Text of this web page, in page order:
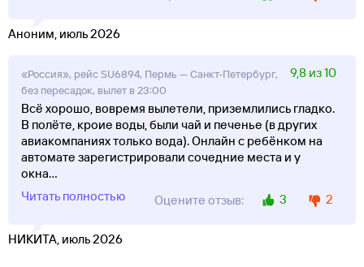
Аноним, июль 2026
«Россия», рейс SU6894, Пермь — Санкт-Петербург,
без пересадок, вылет в 23:00
9,8 из 10
Всё хорошо, вовремя вылетели, приземлились гладко.
В полёте, кроие воды, были чай и печенье (в других
авиакомпаниях только вода). Онлайн с ребёнком на
автомате зарегистрировали сочедние места и у
окна...
Читать полностью
Оцените отзыв: 3 2
НИКИТА, июль 2026